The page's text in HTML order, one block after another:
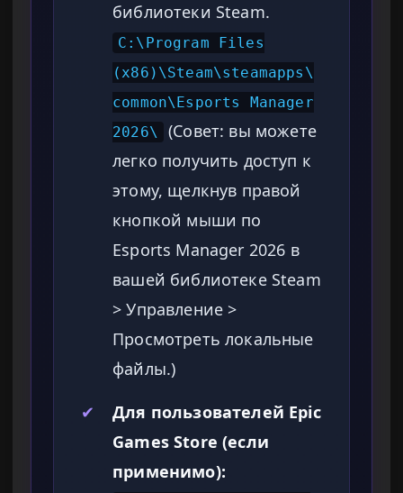
библиотеки Steam.
C:\Program Files
(x86)\Steam\steamapps\
common\Esports Manager
2026\
(Совет: вы можете
легко получить доступ к
этому, щелкнув правой
кнопкой мыши по
Esports Manager 2026 в
вашей библиотеке Steam
> Управление >
Просмотреть локальные
файлы.)
✔
Для пользователей Epic
Games Store (если
применимо):